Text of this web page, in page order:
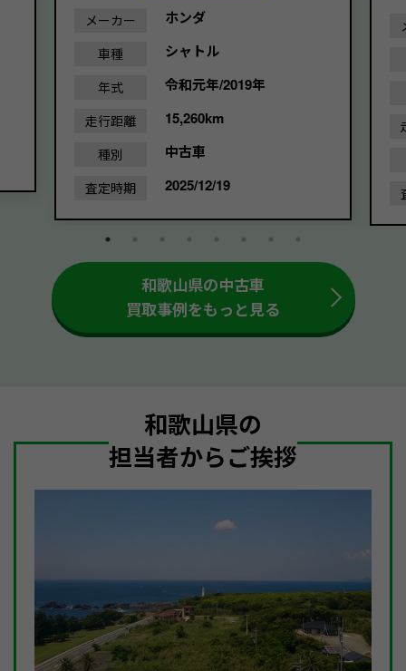
メーカー ホンダ
車種 シャトル
年式 令和元年/2019年
走行距離 15,260km
種別 中古車
査定時期 2025/12/19
和歌山県の中古車
買取事例をもっと見る
和歌山県の
担当者からご挨拶